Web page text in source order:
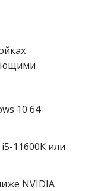
10 64-
11600K или
NVIDIA